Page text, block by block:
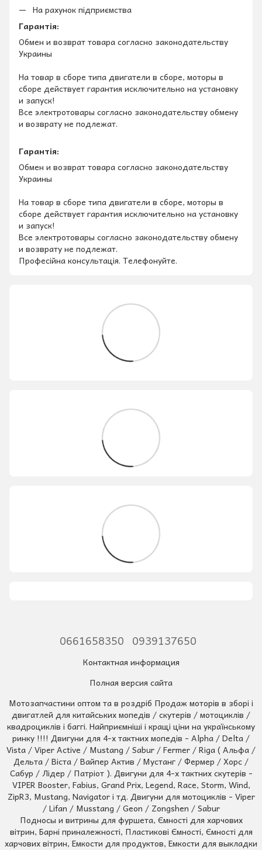
На рахунок підприємства
Гарантія:
Обмен и возврат товара согласно законодательству
Украины
На товар в сборе типа двигатели в сборе, моторы в
сборе действует гарантия исключительно на установку
и запуск!
Все электротовары согласно законодательству обмену
и возврату не подлежат.
Гарантія:
Обмен и возврат товара согласно законодательству
Украины
На товар в сборе типа двигатели в сборе, моторы в
сборе действует гарантия исключительно на установку
и запуск!
Все электротовары согласно законодательству обмену
и возврату не подлежат.
Професійна консультація. Телефонуйте.
0661658350 0939137650
Контактная информация
Полная версия сайта
Мотозапчастини оптом та в роздріб Продаж моторів в зборі і
двигатлей для китайських мопедів / скутерів / мотоциклів /
квадроциклів і баггі. Найприємніші і кращі ціни на українському
ринку !!!! Двигуни для 4-х тактних мопедів - Alpha / Delta /
Vista / Viper Active / Mustang / Sabur / Fermer / Riga ( Альфа /
Дельта / Віста / Вайпер Актив / Мустанг / Фермер / Хорс /
Сабур / Лідер / Патріот ). Двигуни для 4-х тактних скутерів -
VIPER Booster, Fabius, Grand Prix, Legend, Race, Storm, Wind,
ZipR3, Mustang, Navigator і тд. Двигуни для мотоциклів - Viper
/ Lifan / Musstang / Geon / Zongshen / Sabur
Подносы и витрины для фуршета, Ємності для харчових
вітрин, Барні приналежності, Пластикові Ємності, Ємності для
харчових вітрин, Емкости для продуктов, Емкости для выкладки